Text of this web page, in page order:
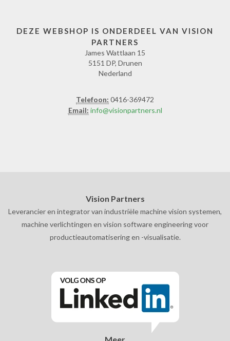
DEZE WEBSHOP IS ONDERDEEL VAN VISION
PARTNERS
James Wattlaan 15
5151 DP, Drunen
Nederland
Telefoon: 0416-369472
Email: info@visionpartners.nl
Vision Partners
Leverancier en integrator van industriële machine vision systemen,
machine verlichtingen en vision software engineering voor
productieautomatisering en -visualisatie.